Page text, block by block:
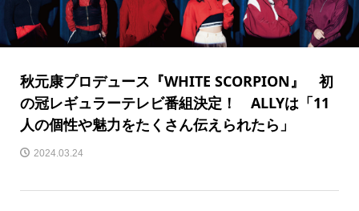
秋元康プロデュース『WHITE SCORPION』 初
の冠レギュラーテレビ番組決定！ ALLYは「11
人の個性や魅力をたくさん伝えられたら」
2024.03.24